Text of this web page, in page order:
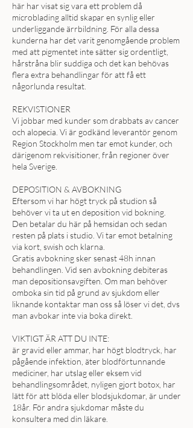
här har visat sig vara ett problem då
microblading alltid skapar en synlig eller
underliggande ärrbildning. För alla dessa
kunderna har det varit genomgående problem
med att pigmentet inte sätter sig ordentligt,
hårstråna blir suddiga och det kan behövas
flera extra behandlingar för att få ett
någorlunda resultat.
REKVISTIONER
Vi jobbar med kunder som drabbats av cancer
och alopecia. Vi är godkänd leverantör genom
Region Stockholm men tar emot kunder, och
därigenom rekvisitioner, från regioner över
hela Sverige.
DEPOSITION & AVBOKNING
Eftersom vi har högt tryck på studion så
behöver vi ta ut en deposition vid bokning.
Den betalar du här på hemsidan och sedan
resten på plats i studio. Vi tar emot betalning
via kort, swish och klarna.
Gratis avbokning sker senast 48h innan
behandlingen. Vid sen avbokning debiteras
man depositionsavgiften. Om man behöver
omboka sin tid på grund av sjukdom eller
liknande kontaktar man oss så löser vi det, dvs
man avbokar inte via boka direkt.
VIKTIGT ÄR ATT DU INTE:
är gravid eller ammar, har högt blodtryck, har
pågående infektion, äter blodförtunnande
mediciner, har utslag eller eksem vid
behandlingsområdet, nyligen gjort botox, har
lätt för att blöda eller blodsjukdomar, är under
18år. För andra sjukdomar måste du
konsultera med din läkare.